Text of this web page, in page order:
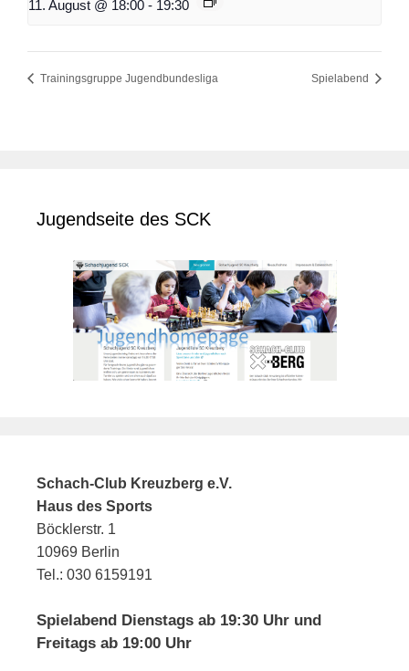
11. August @ 18:00 - 19:30
Trainingsgruppe Jugendbundesliga Spielabend
Jugendseite des SCK
Schach-Club Kreuzberg e.V.
Haus des Sports
Böcklerstr. 1
10969 Berlin
Tel.: 030 6159191
Spielabend Dienstags ab 19:30 Uhr und
Freitags ab 19:00 Uhr